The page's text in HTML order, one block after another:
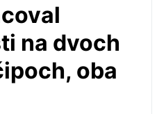
na dvoch
oba